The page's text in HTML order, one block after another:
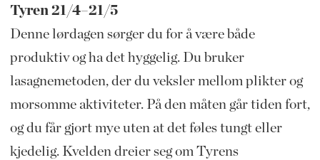
Tyren 21/4–21/5
Denne lørdagen sørger du for å være både
produktiv og ha det hyggelig. Du bruker
lasagnemetoden, der du veksler mellom plikter og
morsomme aktiviteter. På den måten går tiden fort,
og du får gjort mye uten at det føles tungt eller
kjedelig. Kvelden dreier seg om Tyrens